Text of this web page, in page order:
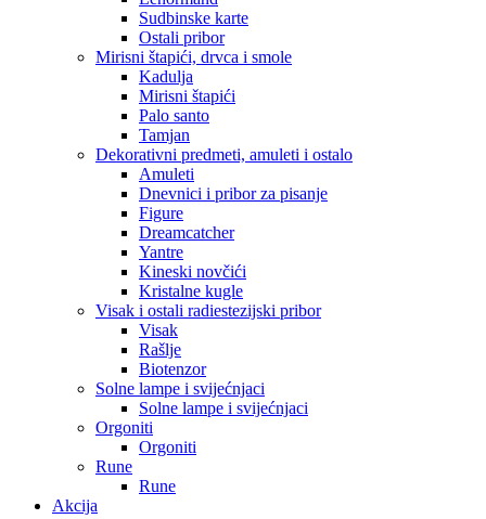
Sudbinske karte
Ostali pribor
Mirisni štapići, drvca i smole
Kadulja
Mirisni štapići
Palo santo
Tamjan
Dekorativni predmeti, amuleti i ostalo
Amuleti
Dnevnici i pribor za pisanje
Figure
Dreamcatcher
Yantre
Kineski novčići
Kristalne kugle
Visak i ostali radiestezijski pribor
Visak
Rašlje
Biotenzor
Solne lampe i svijećnjaci
Solne lampe i svijećnjaci
Orgoniti
Orgoniti
Rune
Rune
Akcija